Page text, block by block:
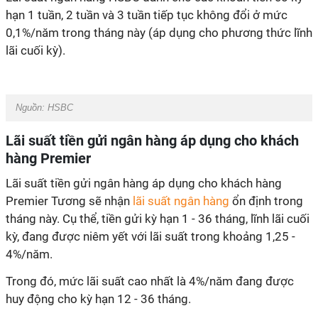
hạn 1 tuần, 2 tuần và 3 tuần tiếp tục không đổi ở mức
0,1%/năm trong tháng này (áp dụng cho phương thức lĩnh
lãi cuối kỳ).
Nguồn: HSBC
Lãi suất tiền gửi ngân hàng áp dụng cho khách
hàng Premier
Lãi suất tiền gửi ngân hàng áp dụng cho khách hàng
Premier Tương sẽ nhận lãi suất ngân hàng ổn định trong
tháng này. Cụ thể, tiền gửi kỳ hạn 1 - 36 tháng, lĩnh lãi cuối
kỳ, đang được niêm yết với lãi suất trong khoảng 1,25 -
4%/năm.
Trong đó, mức lãi suất cao nhất là 4%/năm đang được
huy động cho kỳ hạn 12 - 36 tháng.